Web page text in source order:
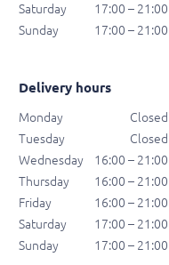
Saturday
17:00 – 21:00
Sunday
17:00 – 21:00
Delivery hours
Monday
Closed
Tuesday
Closed
Wednesday
16:00 – 21:00
Thursday
16:00 – 21:00
Friday
16:00 – 21:00
Saturday
17:00 – 21:00
Sunday
17:00 – 21:00